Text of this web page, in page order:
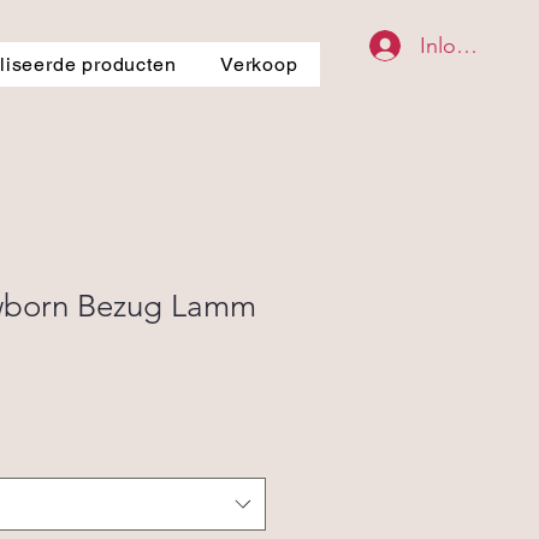
producten Verkoop
Inloggen
Bezug Lamm